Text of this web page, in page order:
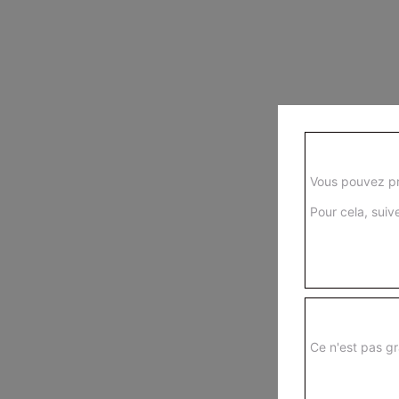
Vous pouvez
Pour cela,
Ce n'est pas